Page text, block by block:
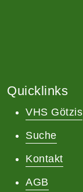
Quicklinks
VHS Götzis
Suche
Kontakt
AGB